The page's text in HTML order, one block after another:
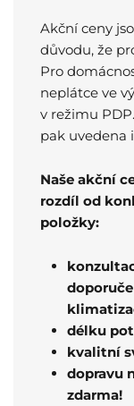
Akční ceny
důvodu, že
Pro
neplátce ve
v režimu
pak uvedena i
Naše akční
rozdíl od
položky:
délku
kvalitní
dopravu
zdarma!